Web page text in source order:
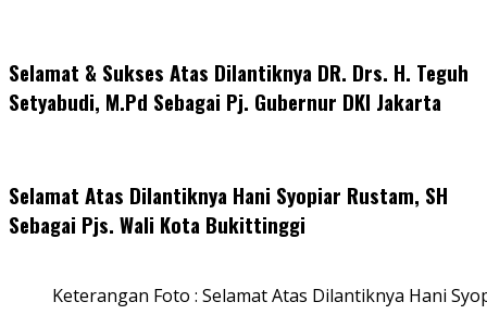
Selamat & Sukses Atas Dilantiknya DR. Drs. H. Teguh
Setyabudi, M.Pd Sebagai Pj. Gubernur DKI Jakarta
Selamat Atas Dilantiknya Hani Syopiar Rustam, SH
Sebagai Pjs. Wali Kota Bukittinggi
Keterangan Foto : Selamat Atas Dilantiknya Hani